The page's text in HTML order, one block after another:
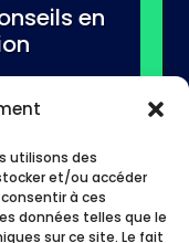
utilisons des
et/ou accéder
à ces
données telles que le
sur ce site. Le fait
en